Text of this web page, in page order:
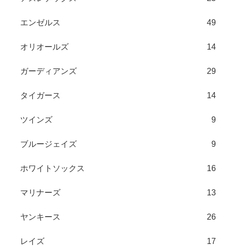
エンゼルス 49
オリオールズ 14
ガーディアンズ 29
タイガース 14
ツインズ 9
ブルージェイズ 9
ホワイトソックス 16
マリナーズ 13
ヤンキース 26
レイズ 17